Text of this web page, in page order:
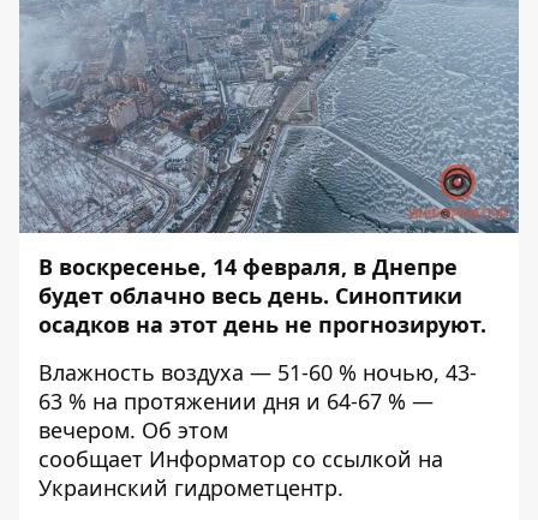
В воскресенье, 14 февраля, в Днепре
будет облачно весь день. Синоптики
осадков на этот день не прогнозируют.
Влажность воздуха — 51-60 % ночью, 43-
63 % на протяжении дня и 64-67 % —
вечером. Об этом
сообщает Информатор со ссылкой на
Украинский гидрометцентр.